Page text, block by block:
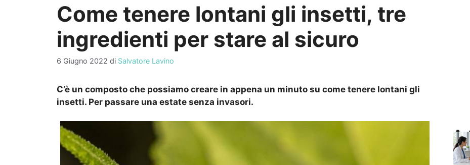
Come tenere lontani gli insetti, tre
ingredienti per stare al sicuro
6 Giugno 2022 di Salvatore Lavino
C’è un composto che possiamo creare in appena un minuto su come tenere lontani gli
insetti. Per passare una estate senza invasori.